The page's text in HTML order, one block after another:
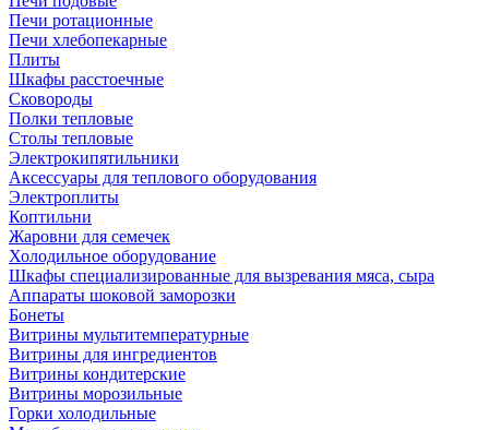
Печи ротационные
Печи хлебопекарные
Плиты
Шкафы расстоечные
Сковороды
Полки тепловые
Столы тепловые
Электрокипятильники
Аксессуары для теплового оборудования
Электроплиты
Коптильни
Жаровни для семечек
Холодильное оборудование
Шкафы специализированные для вызревания мяса, сыра
Аппараты шоковой заморозки
Бонеты
Витрины мультитемпературные
Витрины для ингредиентов
Витрины кондитерские
Витрины морозильные
Горки холодильные